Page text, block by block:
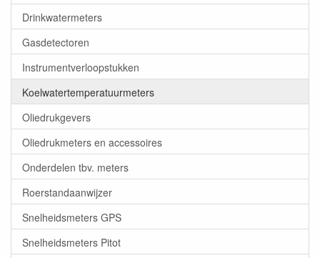
Drinkwatermeters
Gasdetectoren
Instrumentverloopstukken
Koelwatertemperatuurmeters
Oliedrukgevers
Oliedrukmeters en accessoires
Onderdelen tbv. meters
Roerstandaanwijzer
Snelheidsmeters GPS
Snelheidsmeters Pitot